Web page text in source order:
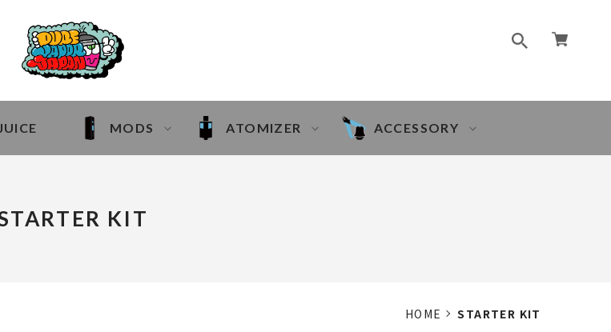
MODS ATOMIZER ACCESSORY
KIT
HOME STARTER KIT